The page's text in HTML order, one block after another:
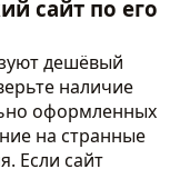
сайт по его
дешёвый
наличие
оформленных
на странные
Если сайт